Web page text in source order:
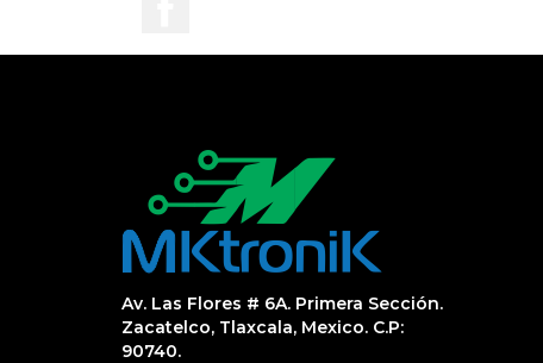
Av. Las Flores # 6A. Primera Sección.
Zacatelco, Tlaxcala, Mexico. C.P:
90740.